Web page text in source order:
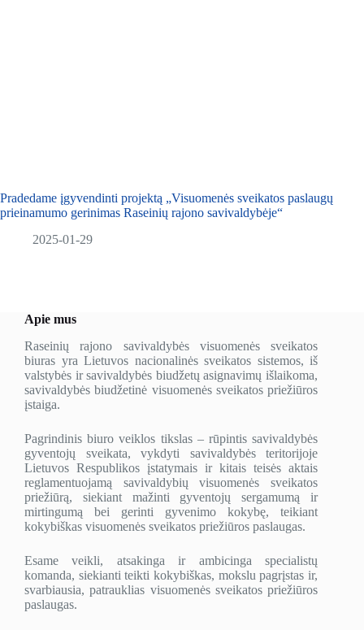
Pradedame įgyvendinti projektą „Visuomenės sveikatos paslaugų
prieinamumo gerinimas Raseinių rajono savivaldybėje“
2025-01-29
Apie mus
Raseinių rajono savivaldybės visuomenės sveikatos
biuras yra Lietuvos nacionalinės sveikatos sistemos, iš
valstybės ir savivaldybės biudžetų asignavimų išlaikoma,
savivaldybės biudžetinė visuomenės sveikatos priežiūros
įstaiga.
Pagrindinis biuro veiklos tikslas – rūpintis savivaldybės
gyventojų sveikata, vykdyti savivaldybės teritorijoje
Lietuvos Respublikos įstatymais ir kitais teisės aktais
reglamentuojamą savivaldybių visuomenės sveikatos
priežiūrą, siekiant mažinti gyventojų sergamumą ir
mirtingumą bei gerinti gyvenimo kokybę, teikiant
kokybiškas visuomenės sveikatos priežiūros paslaugas.
Esame veikli, atsakinga ir ambicinga specialistų
komanda, siekianti teikti kokybiškas, mokslu pagrįstas ir,
svarbiausia, patrauklias visuomenės sveikatos priežiūros
paslaugas.